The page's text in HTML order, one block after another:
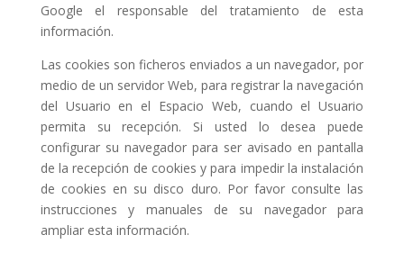
Google el responsable del tratamiento de esta
información.
Las cookies son ficheros enviados a un navegador, por
medio de un servidor Web, para registrar la navegación
del Usuario en el Espacio Web, cuando el Usuario
permita su recepción. Si usted lo desea puede
configurar su navegador para ser avisado en pantalla
de la recepción de cookies y para impedir la instalación
de cookies en su disco duro. Por favor consulte las
instrucciones y manuales de su navegador para
ampliar esta información.